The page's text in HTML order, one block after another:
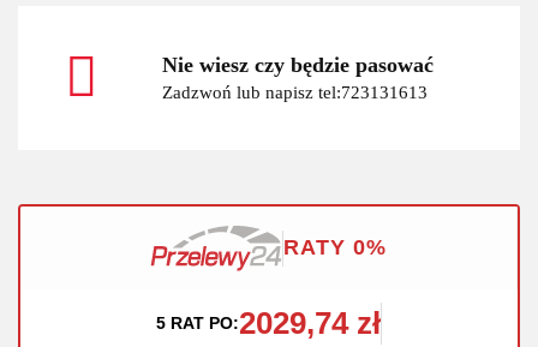
Nie wiesz czy będzie pasować
Zadzwoń lub napisz tel:723131613
RATY 0%
5 RAT PO:2029,74 zł